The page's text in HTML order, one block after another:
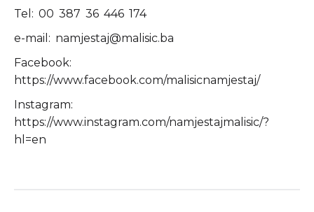
Tel: 00 387 36 446 174
e-mail: namjestaj@malisic.ba
Facebook:
https://www.facebook.com/malisicnamjestaj/
Instagram:
https://www.instagram.com/namjestajmalisic/?
hl=en